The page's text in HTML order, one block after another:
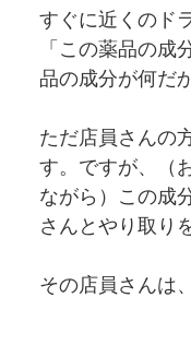
すぐに近くのド
「この薬品の
品の成分が何だ
ただ店員さんの
す。ですが、（
ながら）この成
さんとやり取り
その店員さんは